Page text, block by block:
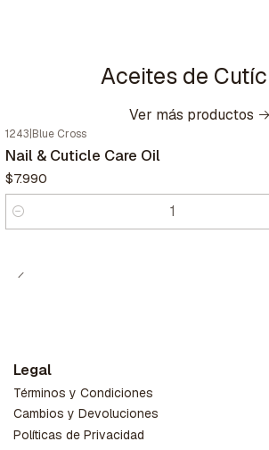
Aceites de
Ver más productos
1243 Blue Cross
Nail & Cuticle Care Oil
$7.990
Cantidad
Legal
Términos y Condiciones
Cambios y Devoluciones
Políticas de Privacidad